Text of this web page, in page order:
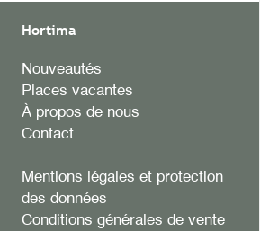
Hortima
Nouveautés
Places vacantes
À propos de nous
Contact
Mentions légales et protection
des données
Conditions générales de vente